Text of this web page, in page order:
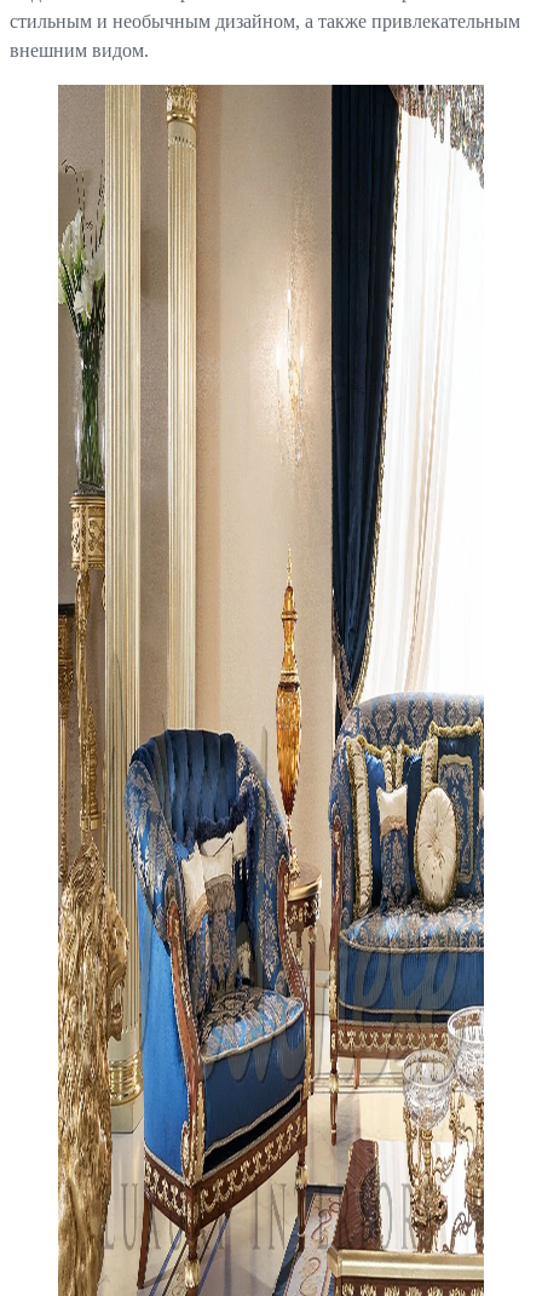
стильным и необычным дизайном, а также привлекательным
внешним видом.